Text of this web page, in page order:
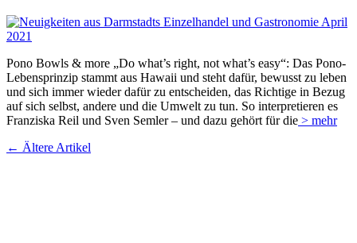
Pono Bowls & more „Do what’s right, not what’s easy“: Das Pono-
Lebensprinzip stammt aus Hawaii und steht dafür, bewusst zu leben
und sich immer wieder dafür zu entscheiden, das Richtige in Bezug
auf sich selbst, andere und die Umwelt zu tun. So interpretieren es
Franziska Reil und Sven Semler – und dazu gehört für die > mehr
← Ältere Artikel